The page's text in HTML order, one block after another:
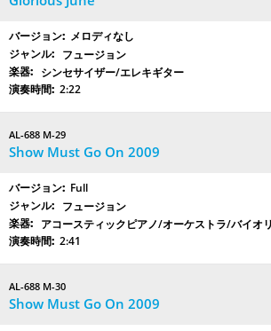
メロディなし
フュージョン
シンセサイザー/エレキギター
2:22
AL-688 M-29
Show Must Go On 2009
Full
フュージョン
アコースティックピアノ/オーケストラ/バイオ
2:41
AL-688 M-30
Show Must Go On 2009